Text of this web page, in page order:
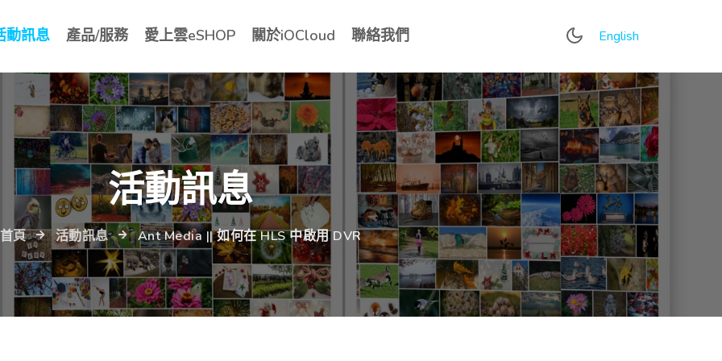
動訊息 產品/服務 愛上雲eSHOP 關於iOCloud 聯絡我們 English
活動訊息
首頁 活動訊息 Ant Media || 如何在 HLS 中啟用 DVR